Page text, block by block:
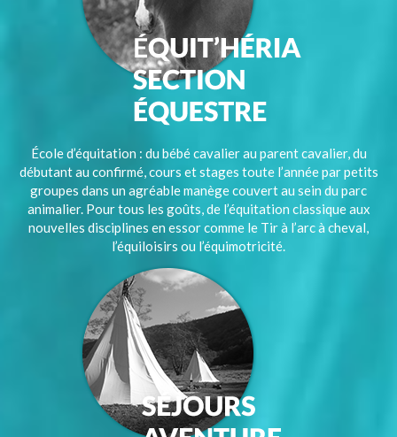
École d’équitation : du bébé cavalier au parent cavalier, du
débutant au confirmé, cours et stages toute l’année par petits
groupes dans un agréable manège couvert au sein du parc
animalier. Pour tous les goûts, de l’équitation classique aux
nouvelles disciplines en essor comme le Tir à l’arc à cheval,
l’équiloisirs ou l’équimotricité.